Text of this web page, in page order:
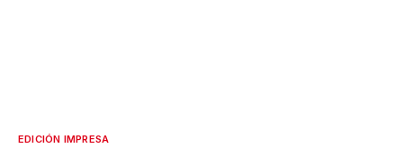
EDICIÓN IMPRESA